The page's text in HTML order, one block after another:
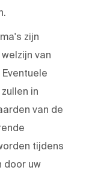
zijn
van
in
van de
tijdens
door uw